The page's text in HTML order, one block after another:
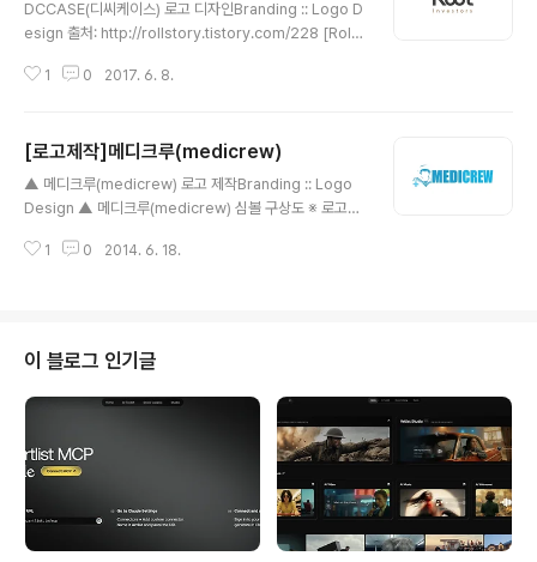
DCCASE(디씨케이스) 로고 디자인Branding :: Logo D
esign 출처: http://rollstory.tistory.com/228 [Rolls
esign ※ 기업 의미 홍콩에서 활동중인 투자 회사 입니다.
상징하는 '무한대 심볼'을 형상화 하고 글자 자체의 디자인
은 곡선과 직선이 느껴지는 정갈한 형태로 디자인 하였습
니다.
1 0 2017. 6. 8.
[로고제작]메디크루(medicrew)
▲ 메디크루(medicrew) 로고 제작Branding :: Logo
Design ▲ 메디크루(medicrew) 심볼 구상도 ※ 로고의
러시아 환자가 국내 병원에서 치료를 원할 때 이에 필요한
러시아 환자를 위주로 시작하는 유치업임은 생각하며 러시
아 선원복장과 의료를 뜻하는 이미지를 형상화 하였습니
다. 처음 의뢰자님이 주신 사진을 토대로 스케치와 더불어
심볼을 구상화 시켰으며, 두꺼운 고딕 서체를 사용하여 보
다 전문성있는 느낌의 로고를 만들게 되었습니다. 또한, 색
상은 기존의 홈페이지에..
1 0 2014. 6. 18.
이 블로그 인기글